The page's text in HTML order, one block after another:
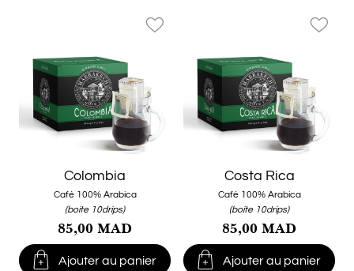
Colombia
Café 100% Arabica
(boite 10drips)
85,00 MAD
 Ajouter au panier
favorite_border
Costa Rica
Café 100% Arabica
(boite 10drips)
85,00 MAD
 Ajouter au panier
favorite_border